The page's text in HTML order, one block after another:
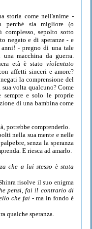
storia come nell'anime -
perchè sia migliore (o
complesso, sepolto sotto
negato e di speranze - e
- pregno di una tale
macchina da guerra.
età è stato violentato
affetti sinceri e amore?
la comprensione del
sua volta qualcuno? Come
sempre e solo le proprie
di una bambina come
potrebbe comprenderlo.
nella sua mente e nelle
senza la speranza
E riesca ad amarlo.
che a lui stesso è stata
risolve il suo enigma
pensi, fai il contrario di
che fai- ma in fondo è
qualche speranza.